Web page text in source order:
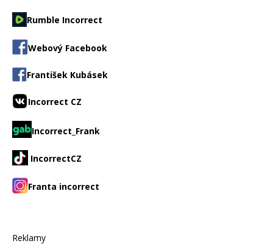
Rumble Incorrect
Webový Facebook
František Kubásek
Incorrect CZ
Incorrect_Frank
IncorrectCZ
Franta incorrect
Reklamy